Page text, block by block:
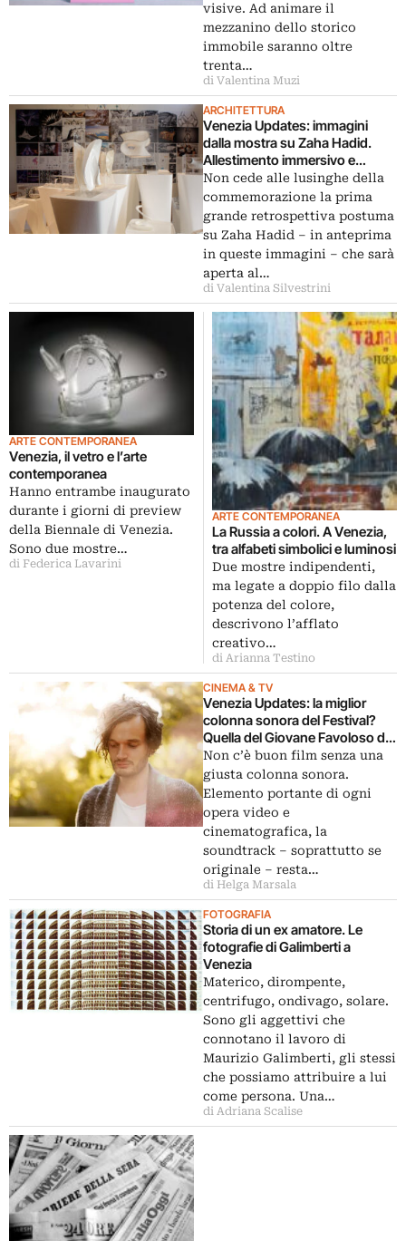
visive. Ad animare il
mezzanino dello storico
immobile saranno oltre
trenta…
di Valentina Muzi
ARCHITETTURA
Venezia Updates: immagini
dalla mostra su Zaha Hadid.
Allestimento immersivo e
sguardo verso l’avvenire dello
studio dell’archistar
recentemente scomparsa
Non cede alle lusinghe della
commemorazione la prima
grande retrospettiva postuma
su Zaha Hadid – in anteprima
in queste immagini – che sarà
aperta al…
di Valentina Silvestrini
ARTE CONTEMPORANEA
Venezia, il vetro e l’arte
contemporanea
Hanno entrambe inaugurato
durante i giorni di preview
della Biennale di Venezia.
Sono due mostre…
di Federica Lavarini
ARTE CONTEMPORANEA
La Russia a colori. A Venezia,
tra alfabeti simbolici e luminosi
Due mostre indipendenti,
ma legate a doppio filo dalla
potenza del colore,
descrivono l’afflato
creativo…
di Arianna Testino
CINEMA & TV
Venezia Updates: la miglior
colonna sonora del Festival?
Quella del Giovane Favoloso di
Martone. Va ad Apparat la prima
edizione del Premio Piero
Piccioni
Non c’è buon film senza una
giusta colonna sonora.
Elemento portante di ogni
opera video e
cinematografica, la
soundtrack – soprattutto se
originale – resta…
di Helga Marsala
FOTOGRAFIA
Storia di un ex amatore. Le
fotografie di Galimberti a
Venezia
Materico, dirompente,
centrifugo, ondivago, solare.
Sono gli aggettivi che
connotano il lavoro di
Maurizio Galimberti, gli stessi
che possiamo attribuire a lui
come persona. Una…
di Adriana Scalise